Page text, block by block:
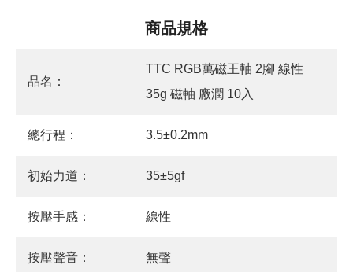
商品規格
品名：
TTC RGB萬磁王軸 2腳 線性
35g 磁軸 廠潤 10入
總行程： 3.5±0.2mm
初始力道： 35±5gf
按壓手感： 線性
按壓聲音： 無聲